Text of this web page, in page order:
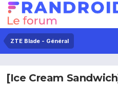
ZTE Blade - Général
[Ice Cream